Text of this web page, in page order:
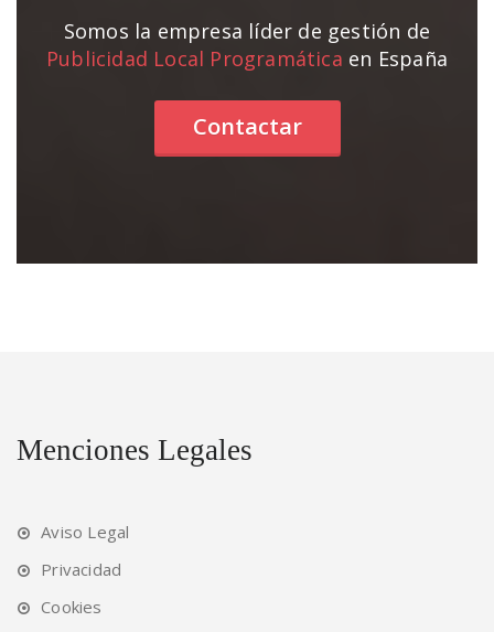
Somos la empresa líder de gestión de
Publicidad Local Programática en España
Contactar
Menciones Legales
Aviso Legal
Privacidad
Cookies